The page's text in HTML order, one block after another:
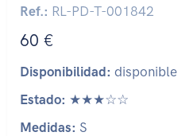
Ref.: RL-PD-T-001842
60 €
Disponibilidad: disponible
Estado: ★★★☆☆
Medidas: S